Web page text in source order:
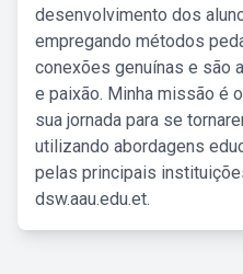
desenvolvimento dos
empregando métodos
conexões genuínas e são
e paixão. Minha missão é
sua jornada para se
utilizando abordagens
pelas principais
dsw.aau.edu.et.